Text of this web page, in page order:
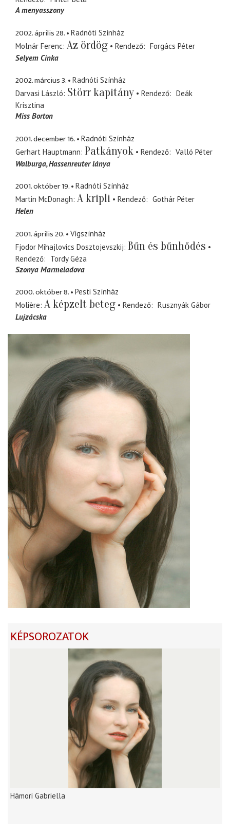
A menyasszony
2002. április 28.
Radnóti Színház
Molnár Ferenc Az ördög Rendező
Forgács Péter
Selyem Cinka
2002. március 3.
Radnóti Színház
Darvasi László Störr kapitány Rendező
Deák
Krisztina
Miss Borton
2001. december 16.
Radnóti Színház
Gerhart Hauptmann Patkányok Rendező
Valló Péter
Walburga Hassenreuter lánya
2001. október 19.
Radnóti Színház
Martin McDonagh A kripli Rendező
Gothár Péter
Helen
2001. április 20.
Vígszínház
Fjodor Mihajlovics Dosztojevszkij Bűn és bűnhődés
Rendező
Tordy Géza
Szonya Marmeladova
2000. október 8.
Pesti Színház
Molière A képzelt beteg Rendező
Rusznyák Gábor
Lujzácska
KÉPSOROZATOK
Hámori Gabriella